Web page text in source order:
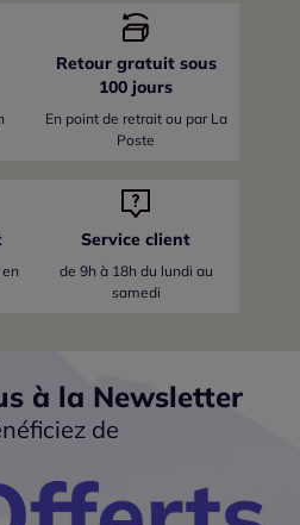
Retour gratuit sous
100 jours
En point de retrait ou par La
Poste
Service client
de 9h à 18h du lundi au
samedi
à la Newsletter
de